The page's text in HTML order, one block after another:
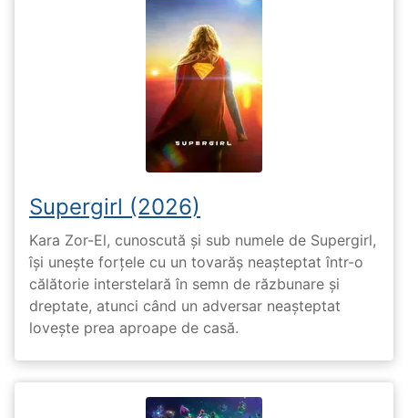
Supergirl (2026)
Kara Zor-El, cunoscută și sub numele de Supergirl,
își unește forțele cu un tovarăș neașteptat într-o
călătorie interstelară în semn de răzbunare și
dreptate, atunci când un adversar neașteptat
lovește prea aproape de casă.